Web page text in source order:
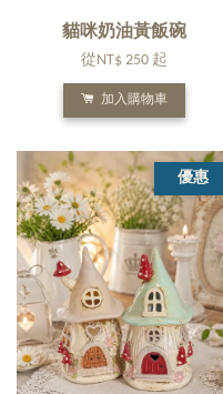
貓咪奶油黃飯碗
從 NT$ 250 起
加入購物車
優惠